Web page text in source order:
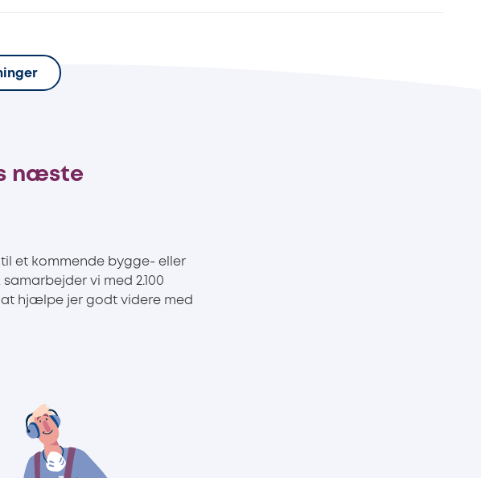
næste
et kommende bygge- eller
vi med 2.100
hjælpe jer godt videre med